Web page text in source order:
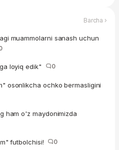
Barcha ›
muammolarni sanash uchun
loyiq edik" 0
osonlikcha ochko bermasligini
ham o'z maydonimizda
futbolchisi! 0